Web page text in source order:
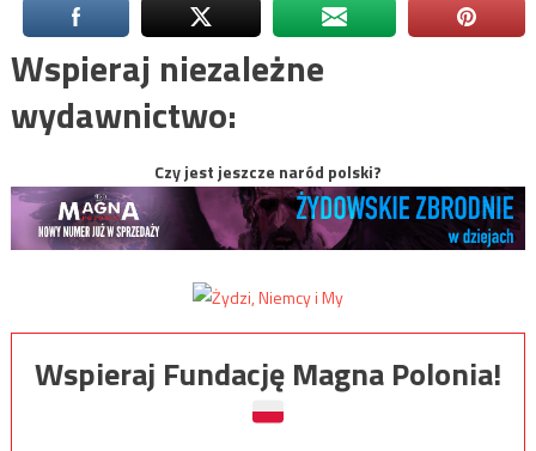
Wspieraj niezależne
wydawnictwo:
Czy jest jeszcze naród polski?
Wspieraj Fundację Magna Polonia!